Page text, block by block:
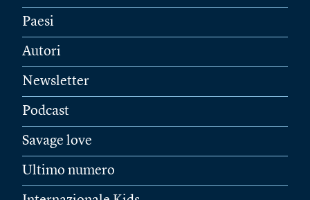
Paesi
Autori
Newsletter
Podcast
Savage love
Ultimo numero